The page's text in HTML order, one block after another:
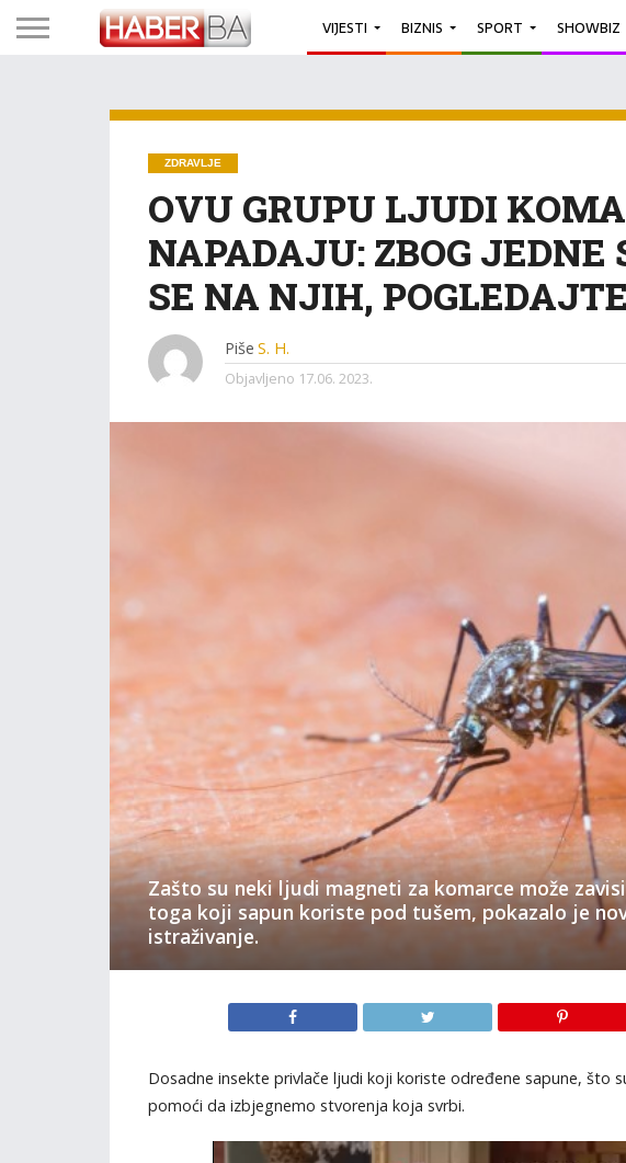
VIJESTI BIZNIS SPORT SHOWBIZ
ZDRAVLJE
OVU GRUPU LJUDI
NAPADAJU: ZBOG
SE NA NJIH,
Piše S. H.
Objavljeno 17.06. 2023.
Zašto su neki ljudi magneti za komarce može
toga koji sapun koriste pod tušem, pokazalo je
istraživanje.
Dosadne insekte privlače ljudi koji koriste određene sapune, što
pomoći da izbjegnemo stvorenja koja svrbi.